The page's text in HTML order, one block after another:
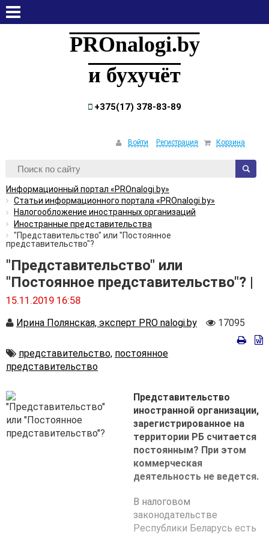
PROnalogi.by
и бухучёт
+375(17) 378-83-89
Войти Регистрация Корзина
Информационный портал «PROnalogi.by»
Статьи информационного портала «PROnalogi.by»
Налогообложение иностранных организаций
Иностранные представительства
"Представительство" или "Постоянное
представительство"?
"Представительство" или
"Постоянное представительство"? |
15.11.2019 16:58
Автор
Ирина Полянская, эксперт PRO nalogi.by 17095
Автор
представительство, постоянное
представительство
Представительство
иностранной организации,
зарегистрированное на
территории РБ считается
постоянным? При этом
коммерческая
деятельность не ведется.
В налоговом
законодательстве
Республики Беларусь есть